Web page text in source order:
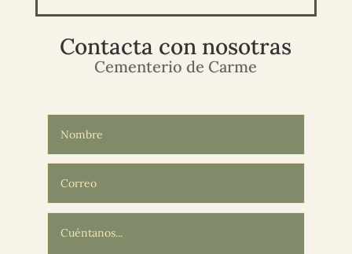
Contacta con nosotras
Cementerio de Carme